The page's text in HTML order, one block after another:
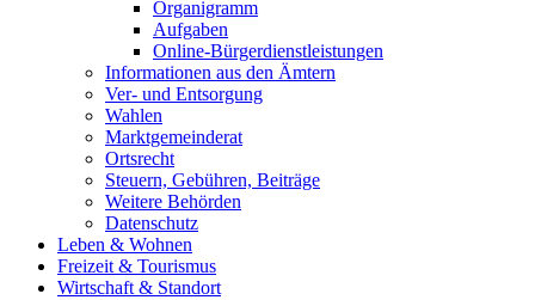
Organigramm
Aufgaben
Online-Bürgerdienstleistungen
Informationen aus den Ämtern
Ver- und Entsorgung
Wahlen
Marktgemeinderat
Ortsrecht
Steuern, Gebühren, Beiträge
Weitere Behörden
Datenschutz
Leben & Wohnen
Freizeit & Tourismus
Wirtschaft & Standort